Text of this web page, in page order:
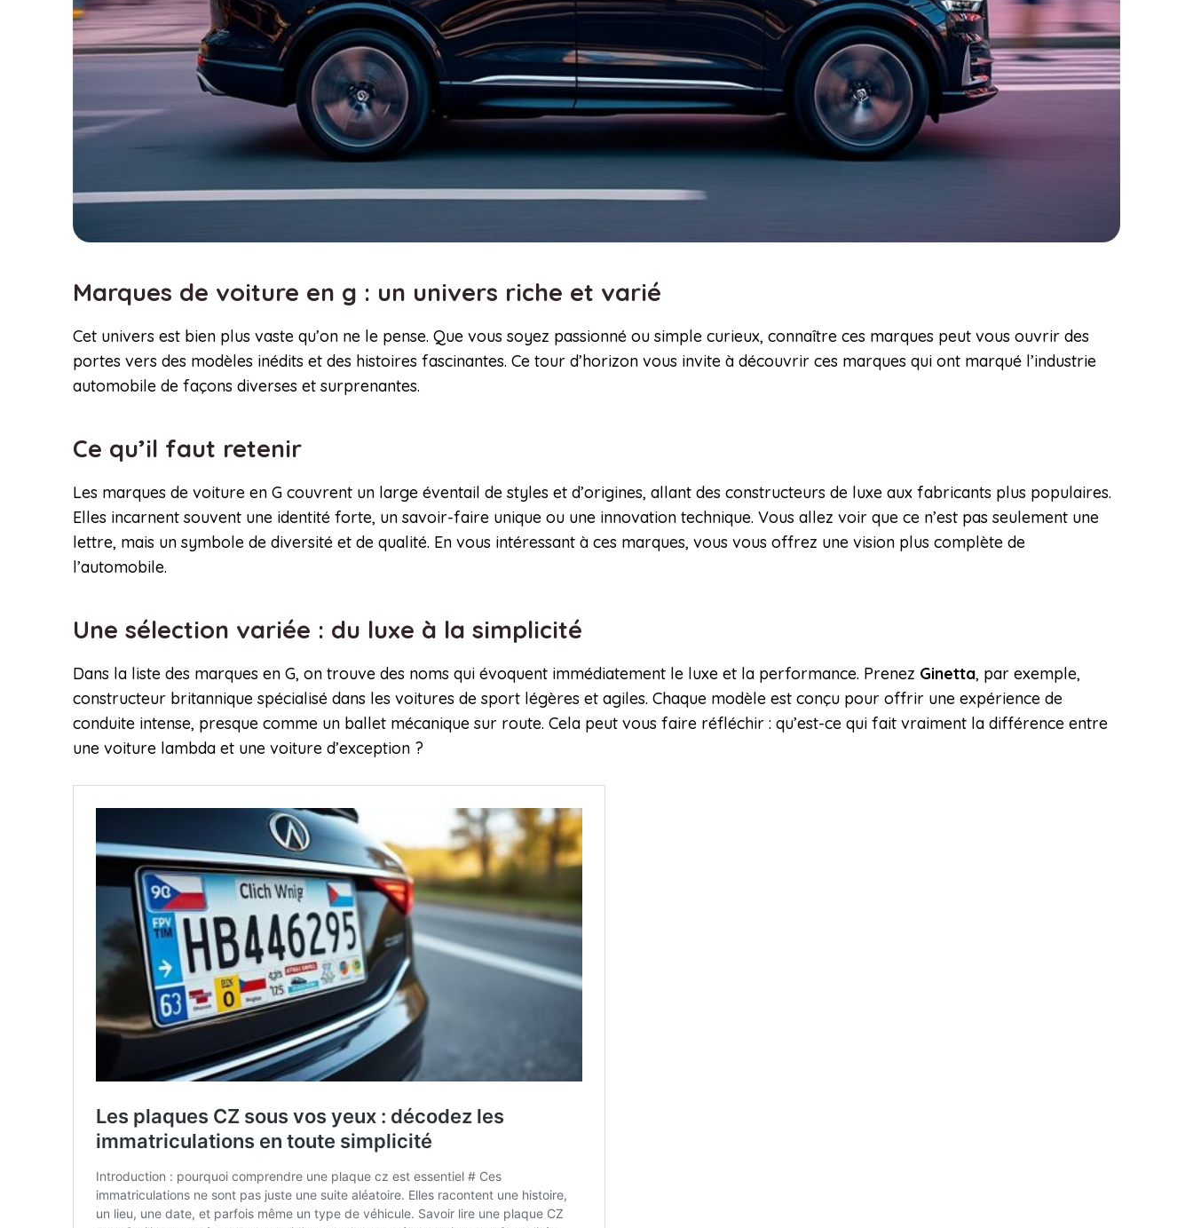
Marques de voiture en g : un univers riche et varié
Cet univers est bien plus vaste qu’on ne le pense. Que vous soyez passionné ou simple curieux, connaître ces marques peut vous ouvrir des
portes vers des modèles inédits et des histoires fascinantes. Ce tour d’horizon vous invite à découvrir ces marques qui ont marqué l’industrie
automobile de façons diverses et surprenantes.
Ce qu’il faut retenir
Les marques de voiture en G couvrent un large éventail de styles et d’origines, allant des constructeurs de luxe aux fabricants plus populaires.
Elles incarnent souvent une identité forte, un savoir-faire unique ou une innovation technique. Vous allez voir que ce n’est pas seulement une
lettre, mais un symbole de diversité et de qualité. En vous intéressant à ces marques, vous vous offrez une vision plus complète de
l’automobile.
Une sélection variée : du luxe à la simplicité
Dans la liste des marques en G, on trouve des noms qui évoquent immédiatement le luxe et la performance. Prenez Ginetta, par exemple,
constructeur britannique spécialisé dans les voitures de sport légères et agiles. Chaque modèle est conçu pour offrir une expérience de
conduite intense, presque comme un ballet mécanique sur route. Cela peut vous faire réfléchir : qu’est-ce qui fait vraiment la différence entre
une voiture lambda et une voiture d’exception ?